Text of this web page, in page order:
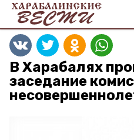
В Харабалях
заседание